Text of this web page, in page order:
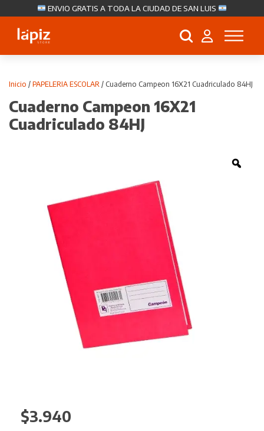
ENVIO GRATIS A TODA LA CIUDAD DE SAN LUIS
Búsqueda
Inicio / PAPELERIA ESCOLAR / Cuaderno Campeon 16X21 Cuadriculado 84HJ
Cuaderno Campeon 16X21
Cuadriculado 84HJ
$3.940